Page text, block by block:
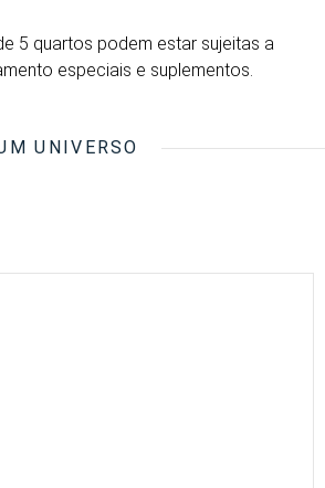
5 quartos podem estar sujeitas a
especiais e suplementos.
UNIVERSO